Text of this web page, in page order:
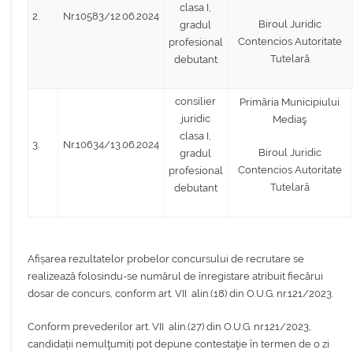
2. Nr.10583/12.06.2024
clasa I,
gradul
profesional
debutant
Biroul Juridic
Contencios Autoritate
Tutelară
3. Nr.10634/13.06.2024
consilier
juridic
clasa I,
gradul
profesional
debutant
Primăria Municipiului
Mediaş
Biroul Juridic
Contencios Autoritate
Tutelară
Afișarea rezultatelor probelor concursului de recrutare se
realizează folosindu-se numărul de înregistare atribuit fiecărui
dosar de concurs, conform art. VII alin.(18) din O.U.G. nr.121/2023.
Conform prevederilor art. VII alin.(27) din O.U.G. nr.121/2023,
candidații nemulţumiți pot depune contestaţie în termen de o zi